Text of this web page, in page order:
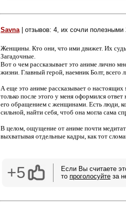
Savna| отзывов: 4, их сочли полезными
Женщины. Кто они, что ими движет. Их
Загадочные.
Вот о чем рассказывает это аниме лично
жизни. Главный герой, наемник Болт,
А еще это аниме рассказывает о
только после этого у меня оформился
его обращением с женщинами. Есть люди,
сильной, найти себя, чтоб она могла сама
В целом, ощущение от аниме почти
выхватывая отдельные кадры, как тот
+5
Если Вы считаете
то проголосуйте за